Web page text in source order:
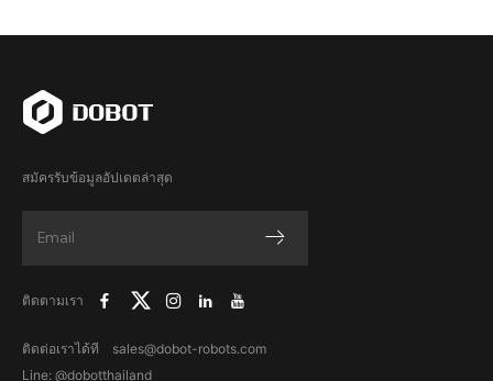
สมัครรับข้อมูลอัปเดตล่าสุด
ติดตามเรา
ติดต่อเราได้ที sales@dobot-robots.com
Line: @dobotthailand